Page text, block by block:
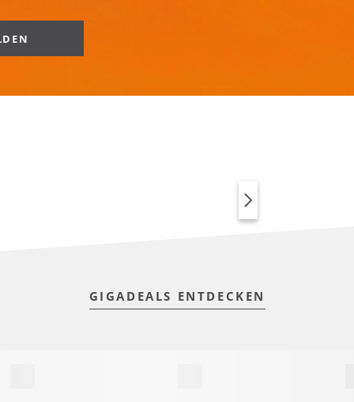
SPORTSWEAR MIT
GIGADEALS ENTDECKEN